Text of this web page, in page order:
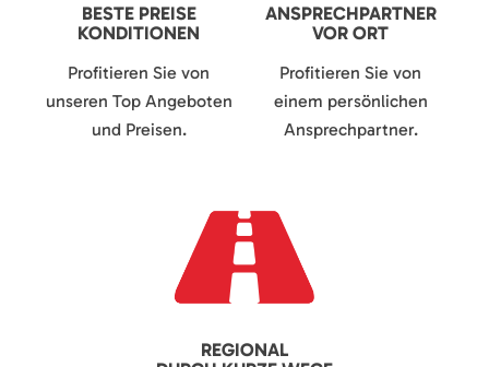
BESTE PREISE
KONDITIONEN
Profitieren Sie von
unseren Top Angeboten
und Preisen.
ANSPRECHPARTNER
VOR ORT
Profitieren Sie von
einem persönlichen
Ansprechpartner.
REGIONAL